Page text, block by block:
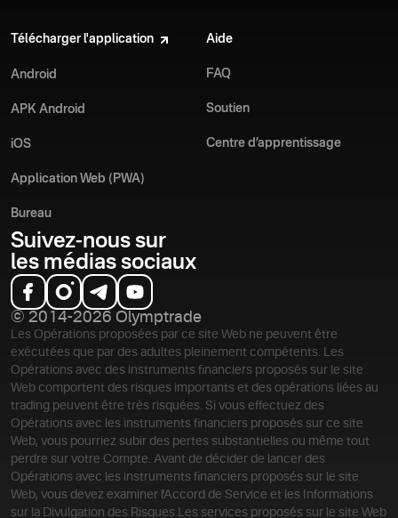
Télécharger l'application
Android
APK Android
iOS
Application Web (PWA)
Bureau
Aide
FAQ
Soutien
Centre d’apprentissage
Suivez-nous sur
les médias sociaux
© 2014-2026 Olymptrade
Les Opérations proposées par ce site Web ne peuvent être
exécutées que par des adultes pleinement compétents. Les
Opérations avec des instruments financiers proposés sur le site
Web comportent des risques importants et des opérations liées au
trading peuvent être très risquées. Si vous effectuez des
Opérations avec les instruments financiers proposés sur ce site
Web, vous pourriez subir des pertes substantielles ou même tout
perdre sur votre Compte. Avant de décider de lancer des
Opérations avec les instruments financiers proposés sur le site
Web, vous devez examiner l'Accord de Service et les Informations
sur la Divulgation des Risques. Les services proposés sur le site Web